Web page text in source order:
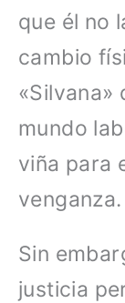
que él no
cambio
«Silvana»
mundo
viña para
venganza.
Sin
justicia